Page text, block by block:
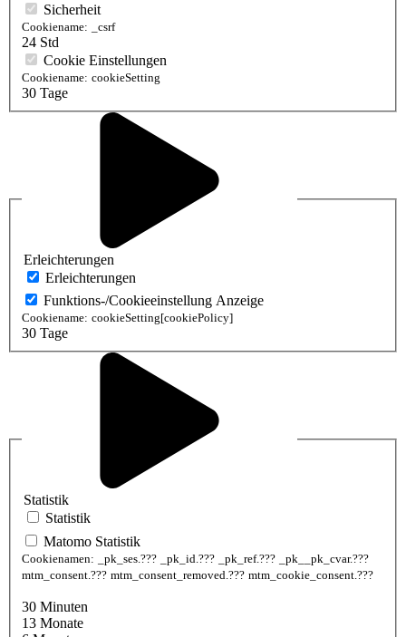
Sicherheit
Cookiename: _csrf
24 Std
Cookie Einstellungen
Cookiename: cookieSetting
30 Tage
Erleichterungen
Erleichterungen
Funktions-/Cookieeinstellung Anzeige
Cookiename: cookieSetting[cookiePolicy]
30 Tage
Statistik
Statistik
Matomo Statistik
Cookienamen: _pk_ses.??? _pk_id.??? _pk_ref.???
_pk__pk_cvar.???
mtm_consent.??? mtm_consent_removed.??? mtm_cookie_consent.???
30 Minuten
13 Monate